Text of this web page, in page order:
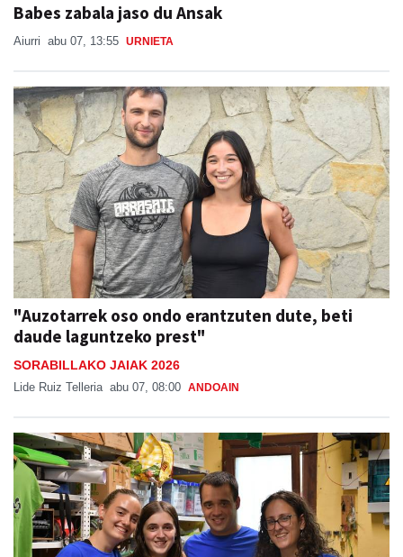
Babes zabala jaso du Ansak
Aiurri abu 07, 13:55 URNIETA
"Auzotarrek oso ondo erantzuten dute, beti
daude laguntzeko prest"
SORABILLAKO JAIAK 2026
Lide Ruiz Telleria abu 07, 08:00 ANDOAIN